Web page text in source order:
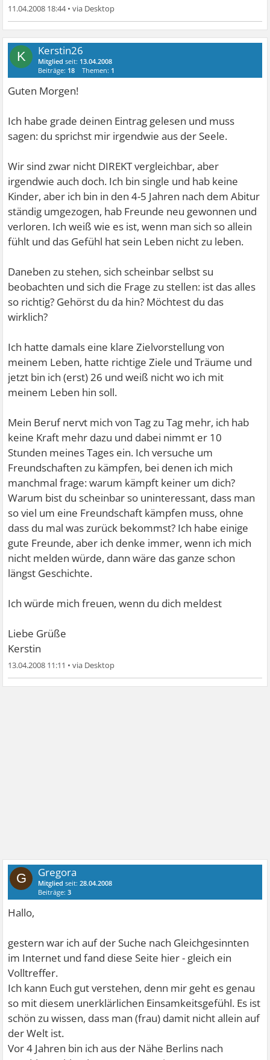
11.04.2008 18:44•
K Kerstin26
Mitglied seit: 13.04.2008
Beiträge: 18 Themen: 1
Guten Morgen!
Ich habe grade deinen Eintrag gelesen und muss
sagen: du sprichst mir irgendwie aus der Seele.
Wir sind zwar nicht DIREKT vergleichbar, aber
irgendwie auch doch. Ich bin single und hab keine
Kinder, aber ich bin in den 4-5 Jahren nach dem Abitur
ständig umgezogen, hab Freunde neu gewonnen und
verloren. Ich weiß wie es ist, wenn man sich so allein
fühlt und das Gefühl hat sein Leben nicht zu leben.
Daneben zu stehen, sich scheinbar selbst su
beobachten und sich die Frage zu stellen: ist das alles
so richtig? Gehörst du da hin? Möchtest du das
wirklich?
Ich hatte damals eine klare Zielvorstellung von
meinem Leben, hatte richtige Ziele und Träume und
jetzt bin ich (erst) 26 und weiß nicht wo ich mit
meinem Leben hin soll.
Mein Beruf nervt mich von Tag zu Tag mehr, ich hab
keine Kraft mehr dazu und dabei nimmt er 10
Stunden meines Tages ein. Ich versuche um
Freundschaften zu kämpfen, bei denen ich mich
manchmal frage: warum kämpft keiner um dich?
Warum bist du scheinbar so uninteressant, dass man
so viel um eine Freundschaft kämpfen muss, ohne
dass du mal was zurück bekommst? Ich habe einige
gute Freunde, aber ich denke immer, wenn ich mich
nicht melden würde, dann wäre das ganze schon
längst Geschichte.
Ich würde mich freuen, wenn du dich meldest
Liebe Grüße
Kerstin
13.04.2008 11:11 •
G Gregora
Mitglied seit:28.04.2008
Beiträge:3
Hallo,
gestern war ich auf der Suche nach Gleichgesinnten
im Internet und fand diese Seite hier - gleich ein
Volltreffer.
Ich kann Euch gut verstehen, denn mir geht es genau
so mit diesem unerklärlichen Einsamkeitsgefühl. Es ist
schön zu wissen, dass man (frau) damit nicht allein auf
der Welt ist.
Vor 4 Jahren bin ich aus der Nähe Berlins nach